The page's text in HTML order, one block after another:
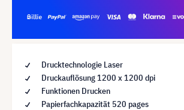
Drucktechnologie Laser
Druckauflösung 1200 x 1200 dpi
Funktionen Drucken
Papierfachkapazität 520 pages